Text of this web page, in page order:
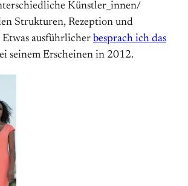
Künstler_innen/
Strukturen, Rezeption und
ausführlicher besprach ich das
seinem Erscheinen in 2012.